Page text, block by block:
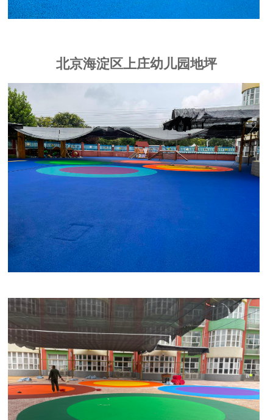
北京海淀区上庄幼儿园地坪